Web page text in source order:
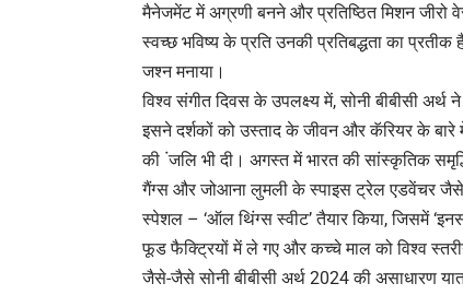
मैनेजमेंट में अग्रणी बनने और प्रतिष्ठित मिशन जीरो
स्वच्छ भविष्य के प्रति उनकी प्रतिबद्धता का
जश्न मनाया।
विश्व संगीत दिवस के उपलक्ष्य में, सोनी बीबीसी
इसने दर्शकों को उस्ताद के जीवन और कॅरियर के
की ंजलि भी दी। अगस्त में भारत की सांस्कृतिक
गैंग्स और जोआना लुमली के स्पाइस ट्रेल एडवेंचर
स्पेशल – ‘ऑल थिंग्स स्वीट’ तैयार किया, जिसमें
फूड फैक्ट्रियों में ले गए और कच्चे माल को विश्व
जैसे-जैसे सोनी बीबीसी अर्थ 2024 की असाधारण